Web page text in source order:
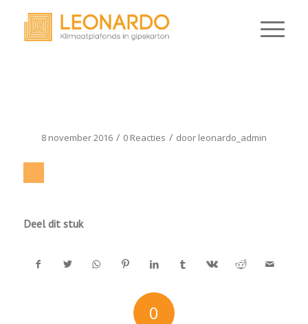
8 november 2016 / 0 Reacties / door leonardo_admin
Deel dit stuk
0